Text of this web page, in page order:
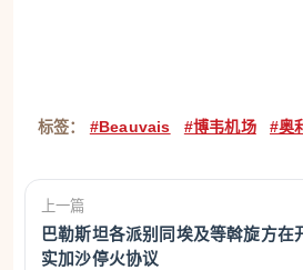
标签： #Beauvais #博韦机场 #奥
上一篇
巴勒斯坦各派别同埃及等斡旋方在
实加沙停火协议